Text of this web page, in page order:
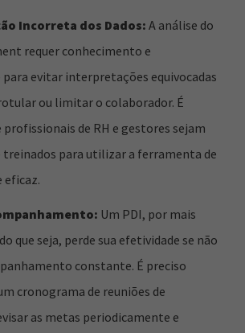
Incorreta dos Dados: A análise do
requer conhecimento e
evitar interpretações equivocadas
ou limitar o colaborador. É
profissionais de RH e gestores sejam
treinados para utilizar a ferramenta de
eficaz.
Um PDI, por mais
que seja, perde sua efetividade se não
constante. É preciso
cronograma de reuniões de
as metas periodicamente e